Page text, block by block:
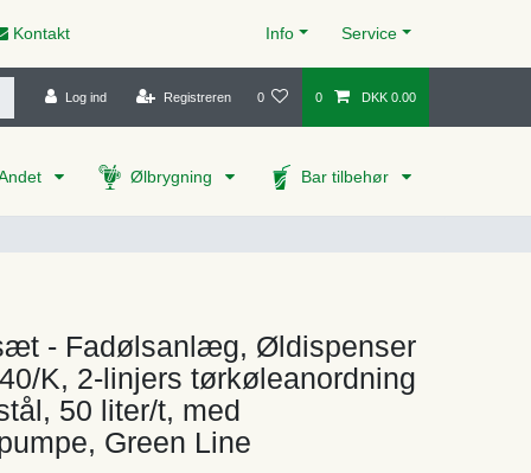
Kontakt Info Service
Log ind Registreren 0 0 DKK 0.00
Ølbrygning Bar tilbehør
- Fadølsanlæg, Øldispenser
K, 2-linjers tørkøleanordning
50 liter/t, med
Green Line